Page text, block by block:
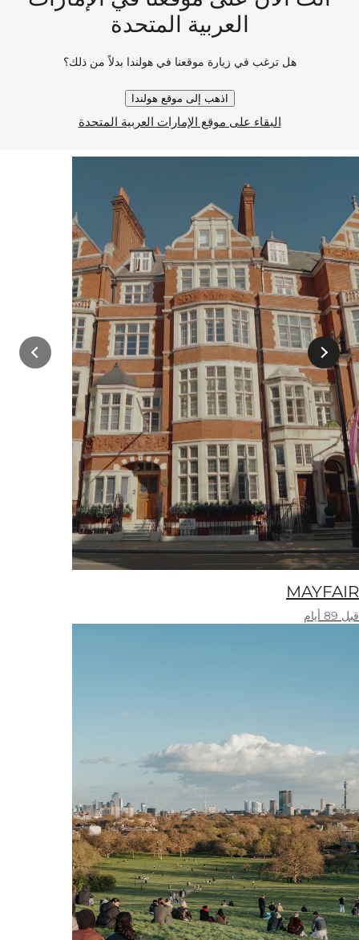
current price
عرض سريع
قصص شعبية تستحق الاستكشاف
MAYFAIR
قبل 89 أيام
العربية المتحدة
هل ترغب في زيارة موقعنا في هولندا بدلاً من ذلك؟
اذهب إلى موقع هولندا
البقاء على موقع الإمارات العربية المتحدة